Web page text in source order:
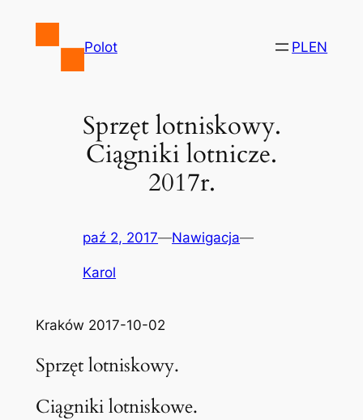
Polot PLEN
Sprzęt lotniskowy.
Ciągniki lotnicze.
2017r.
paź 2, 2017—Nawigacja—
Karol
Kraków 2017-10-02
Sprzęt lotniskowy.
Ciągniki lotniskowe.